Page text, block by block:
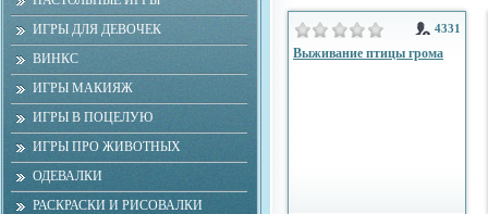
ИГРЫ ДЛЯ ДЕВОЧЕК
ВИНКС
ИГРЫ МАКИЯЖ
ИГРЫ В ПОЦЕЛУЮ
ИГРЫ ПРО ЖИВОТНЫХ
ОДЕВАЛКИ
РАСКРАСКИ И РИСОВАЛКИ
4331
Выживание птицы грома